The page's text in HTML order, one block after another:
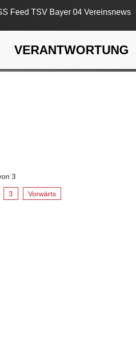
VERANTWORTUNG
3
3 Vorwärts